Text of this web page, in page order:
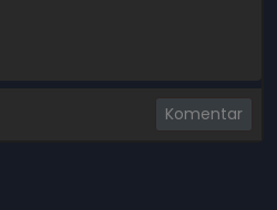
Komentar